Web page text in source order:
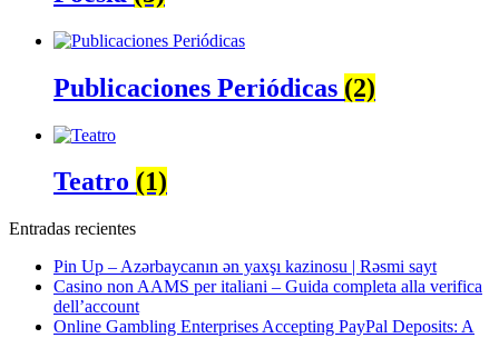
Publicaciones Periódicas (2)
Teatro (1)
Entradas recientes
Pin Up – Azərbaycanın ən yaxşı kazinosu | Rəsmi sayt
Casino non AAMS per italiani – Guida completa alla verifica
dell’account
Online Gambling Enterprises Accepting PayPal Deposits: A